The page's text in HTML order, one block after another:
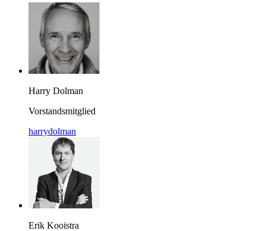
Harry Dolman
Vorstandsmitglied
harrydolman
Erik Kooistra